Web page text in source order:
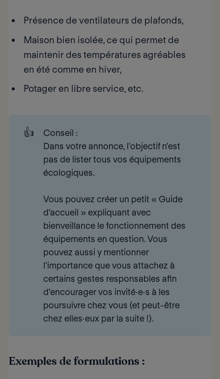
Présence de ventilateurs de plafonds,
Maison bien isolée, ce qui permet de
maintenir des températures agréables
en été comme en hiver,
Potager en libre service, etc.
👍 Conseil :
Dans votre annonce, l’objectif n’est
pas de lister tous vos équipements
écologiques.
Vous pouvez créer un petit « Guide
d'accueil » expliquant avec
bienveillance le fonctionnement des
équipements en question. Vous
pouvez aussi y mentionner
l’importance que vous attachez à
certains gestes responsables afin
d'encourager vos invité·e·s à les
poursuivre chez vous (et peut-être
chez elles·eux par la suite !).
Exemples de formulations :